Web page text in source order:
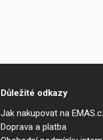
Důležité odkazy
Jak nakupovat na
Doprava a platba